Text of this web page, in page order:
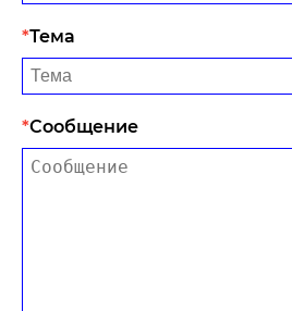
Тема
Сообщение